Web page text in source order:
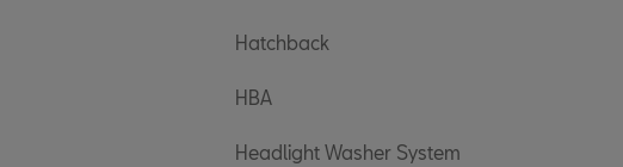
Hatchback
HBA
Headlight Washer System